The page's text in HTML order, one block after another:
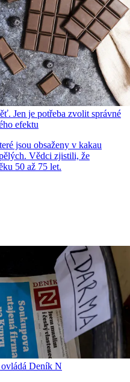
Jen je potřeba zvolit správné
efektu
jsou obsaženy v kakau
Vědci zjistili, že
50 až 75 let.
Deník N